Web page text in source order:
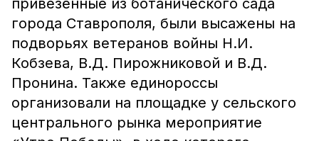
привезённые из ботанического сада
города Ставрополя, были высажены на
подворьях ветеранов войны Н.И.
Кобзева, В.Д. Пирожниковой и В.Д.
Пронина. Также единороссы
организовали на площадке у сельского
центрального рынка мероприятие